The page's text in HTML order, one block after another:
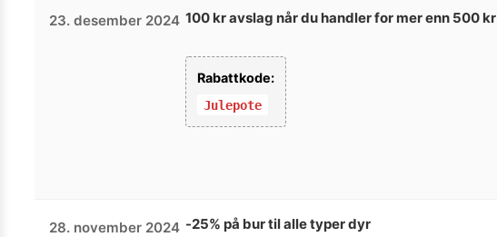
23. desember 2024 100 kr avslag når du handler for mer enn 500 kr
Rabattkode:
Julepote
28. november 2024 -25% på bur til alle typer dyr